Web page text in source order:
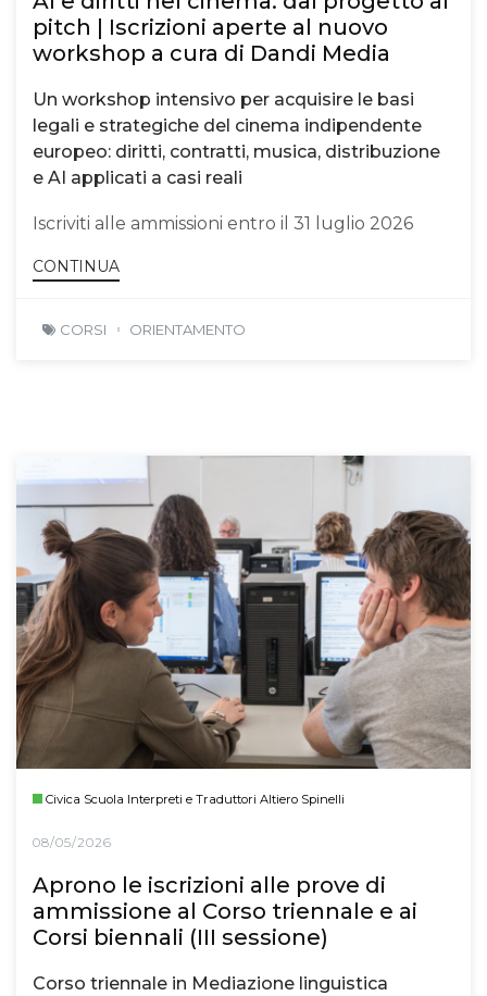
pitch | Iscrizioni aperte al nuovo
workshop a cura di Dandi Media
Un workshop intensivo per acquisire le basi
legali e strategiche del cinema indipendente
europeo: diritti, contratti, musica, distribuzione
e AI applicati a casi reali
Iscriviti alle ammissioni entro il 31 luglio 2026
CONTINUA
CORSI ORIENTAMENTO
Civica Scuola Interpreti e Traduttori Altiero Spinelli
08/05/2026
Aprono le iscrizioni alle prove di
ammissione al Corso triennale e ai
Corsi biennali (III sessione)
Corso triennale in Mediazione linguistica